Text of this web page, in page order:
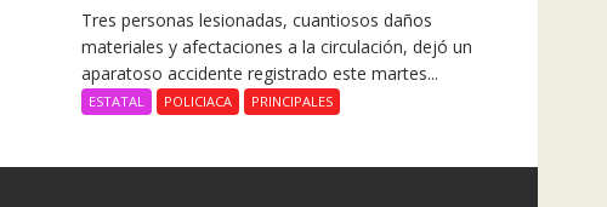
Tres personas lesionadas, cuantiosos daños
materiales y afectaciones a la circulación, dejó un
aparatoso accidente registrado este martes...
ESTATAL POLICIACA PRINCIPALES